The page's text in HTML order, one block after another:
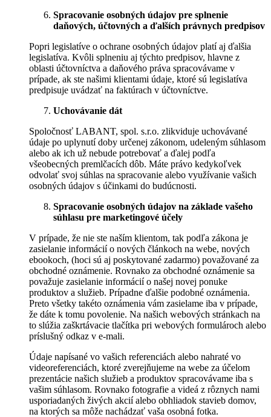
Spracovanie osobných údajov pre splnenie
daňových, účtovných a ďalších právnych predpisov
Popri legislatíve o ochrane osobných údajov platí aj ďalšia
legislatíva. Kvôli splneniu aj týchto predpisov, hlavne z
oblasti účtovníctva a daňového práva spracovávame v
prípade, ak ste našimi klientami údaje, ktoré sú legislatíva
predpisuje uvádzať na faktúrach v účtovníctve.
Uchovávanie dát
Spoločnosť LABANT, spol. s.r.o. zlikviduje uchovávané
údaje po uplynutí doby určenej zákonom, udeleným súhlasom
alebo ak ich už nebude potrebovať a ďalej podľa
všeobecných premlčacích dôb. Máte právo kedykoľvek
odvolať svoj súhlas na spracovanie alebo využívanie vašich
osobných údajov s účinkami do budúcnosti.
Spracovanie osobných údajov na základe vašeho
súhlasu pre marketingové účely
V prípade, že nie ste naším klientom, tak podľa zákona je
zasielanie informácií o nových článkoch na webe, nových
ebookoch, (hoci sú aj poskytované zadarmo) považované za
obchodné oznámenie. Rovnako za obchodné oznámenie sa
považuje zasielanie informácií o našej novej ponuke
produktov a služieb. Prípadne ďalšie podobné oznámenia.
Preto všetky takéto oznámenia vám zasielame iba v prípade,
že dáte k tomu povolenie. Na našich webových stránkach na
to slúžia zaškrtávacie tlačítka pri webových formulároch alebo
príslušný odkaz v e-mali.
Údaje napísané vo vašich referenciách alebo nahraté vo
videoreferenciách, ktoré zverejňujeme na webe za účelom
prezentácie našich služieb a produktov spracovávame iba s
vašim súhlasom. Rovnako fotografie a videá z rôznych nami
usporiadaných živých akcií alebo obhliadok stavieb domov,
na ktorých sa môže nachádzať vaša osobná fotka.